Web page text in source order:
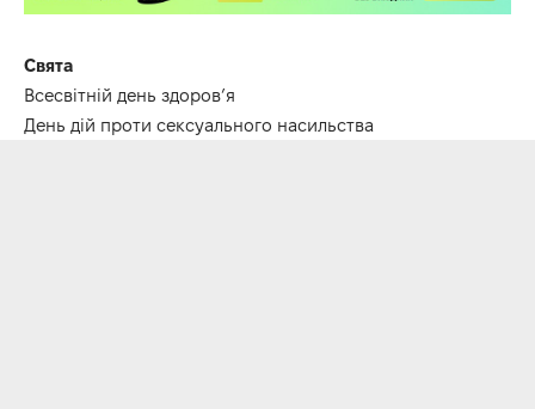
Свята
Всесвітній день здоров’я
День дій проти сексуального насильства